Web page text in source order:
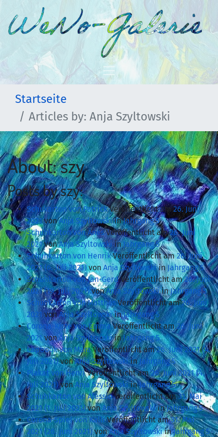
Startseite
Articles by: Anja Szyltowski
About: szy
Posts by szy:
Schukarton von Patrick Veröffentlicht am26. Juni
2021vonAnja SzyltowskiinJahrgang 5
Schuhkarton von Änes Veröffentlicht am26. Juni
2021vonAnja SzyltowskiinJahrgang 5
Schuhkarton von Henrik Veröffentlicht am26. Juni
2021(6. Juli 2021)vonAnja SzyltowskiinJahrgang 5
Schuhkarton von Jan-Gerd Veröffentlicht am26. Juni
2021(19. Juli 2021)vonAnja SzyltowskiinJahrgang 5
Schuhkarton von Matthes Veröffentlicht am26. Juni
2021vonAnja SzyltowskiinJahrgang 5
Corona-Kiste von Emma Veröffentlicht am26. Juni
2021vonAnja SzyltowskiinJahrgang 5
Lapbook von Mara Veröffentlicht am26. Juni 2021(4.
Juli 2021)vonAnja SzyltowskiinJahrgang 5
Plakat von Henri Veröffentlicht am26. Juni 2021(4.
Juli 2021)vonAnja SzyltowskiinJahrgang 5
Schuhkarton von Alessio Veröffentlicht am31. Mai
2021(1. Juli 2021)vonAnja SzyltowskiinJahrgang 5
Corona-Spiel von Kalli Veröffentlicht am31. Mai
2021(26. Juni 2021)vonAnja SzyltowskiinJahrgang 5